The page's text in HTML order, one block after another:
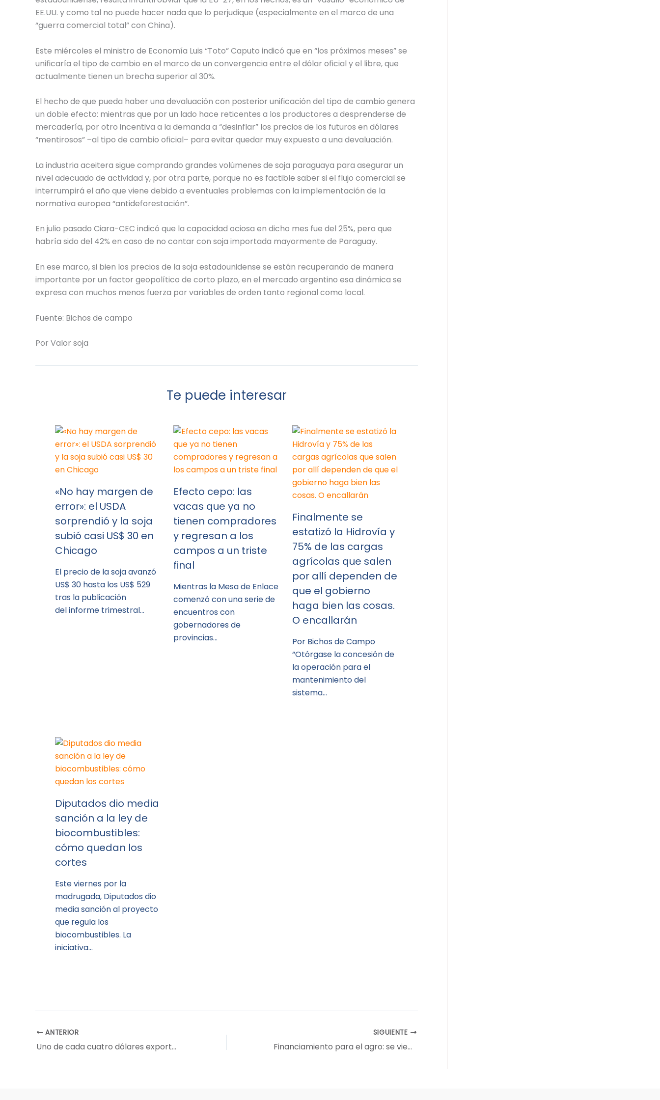
EE.UU. y como tal no puede hacer nada que lo perjudique (especialmente en el marco de una
“guerra comercial total” con China).
Este miércoles el ministro de Economía Luis “Toto” Caputo indicó que en “los próximos meses” se
unificaría el tipo de cambio en el marco de un convergencia entre el dólar oficial y el libre, que
actualmente tienen un brecha superior al 30%.
El hecho de que pueda haber una devaluación con posterior unificación del tipo de cambio genera
un doble efecto: mientras que por un lado hace reticentes a los productores a desprenderse de
mercadería, por otro incentiva a la demanda a “desinflar” los precios de los futuros en dólares
“mentirosos” –al tipo de cambio oficial– para evitar quedar muy expuesto a una devaluación.
La industria aceitera sigue comprando grandes volúmenes de soja paraguaya para asegurar un
nivel adecuado de actividad y, por otra parte, porque no es factible saber si el flujo comercial se
interrumpirá el año que viene debido a eventuales problemas con la implementación de la
normativa europea “antideforestación”.
En julio pasado Ciara-CEC indicó que la capacidad ociosa en dicho mes fue del 25%, pero que
habría sido del 42% en caso de no contar con soja importada mayormente de Paraguay.
En ese marco, si bien los precios de la soja estadounidense se están recuperando de manera
importante por un factor geopolítico de corto plazo, en el mercado argentino esa dinámica se
expresa con muchos menos fuerza por variables de orden tanto regional como local.
Fuente: Bichos de campo
Por Valor soja
Te puede interesar
«No hay margen de
error»: el USDA
sorprendió y la soja
subió casi US$ 30 en
Chicago
El precio de la soja avanzó
US$ 30 hasta los US$ 529
tras la publicación
del informe trimestral…
Efecto cepo: las
vacas que ya no
tienen compradores
y regresan a los
campos a un triste
final
Mientras la Mesa de Enlace
comenzó con una serie de
encuentros con
gobernadores de
provincias…
Finalmente se
estatizó la Hidrovía y
75% de las cargas
agrícolas que salen
por allí dependen de
que el gobierno
haga bien las cosas.
O encallarán
Por Bichos de Campo
“Otórgase la concesión de
la operación para el
mantenimiento del
sistema…
Diputados dio media
sanción a la ley de
biocombustibles:
cómo quedan los
cortes
Este viernes por la
madrugada, Diputados dio
media sanción al proyecto
que regula los
biocombustibles. La
iniciativa…
ANTERIOR
Uno de cada cuatro dólares exportados provienen de la soja
SIGUIENTE
Financiamiento para el agro: se viene el “Pagaré Valor Producto” para créditos, insumos o maquinaria